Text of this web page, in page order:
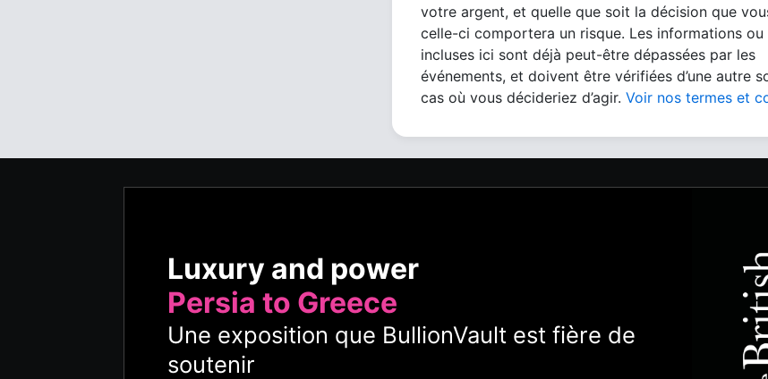
votre argent, et quelle que soit la décision que
celle-ci comportera un risque. Les informations ou
incluses ici sont déjà peut-être dépassées par les
événements, et doivent être vérifiées d’une autre
cas où vous décideriez d’agir. Voir nos termes et
Luxury and power
Persia to Greece
Une exposition que BullionVault est fière de
soutenir